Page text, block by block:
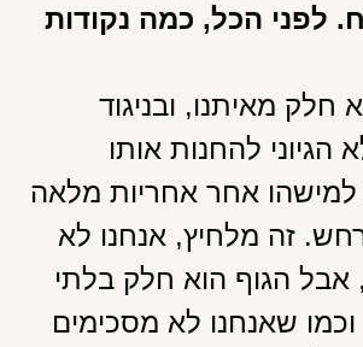
לפני הכל, כמה נקודות
חלק מאיתנו, ובניגוד
הגיוני להחנות אותו
אחר אחריות מלאה
זה מלחיץ, אנחנו לא
אבל הגוף הוא חלק בלתי
שאנחנו לא מסכימים